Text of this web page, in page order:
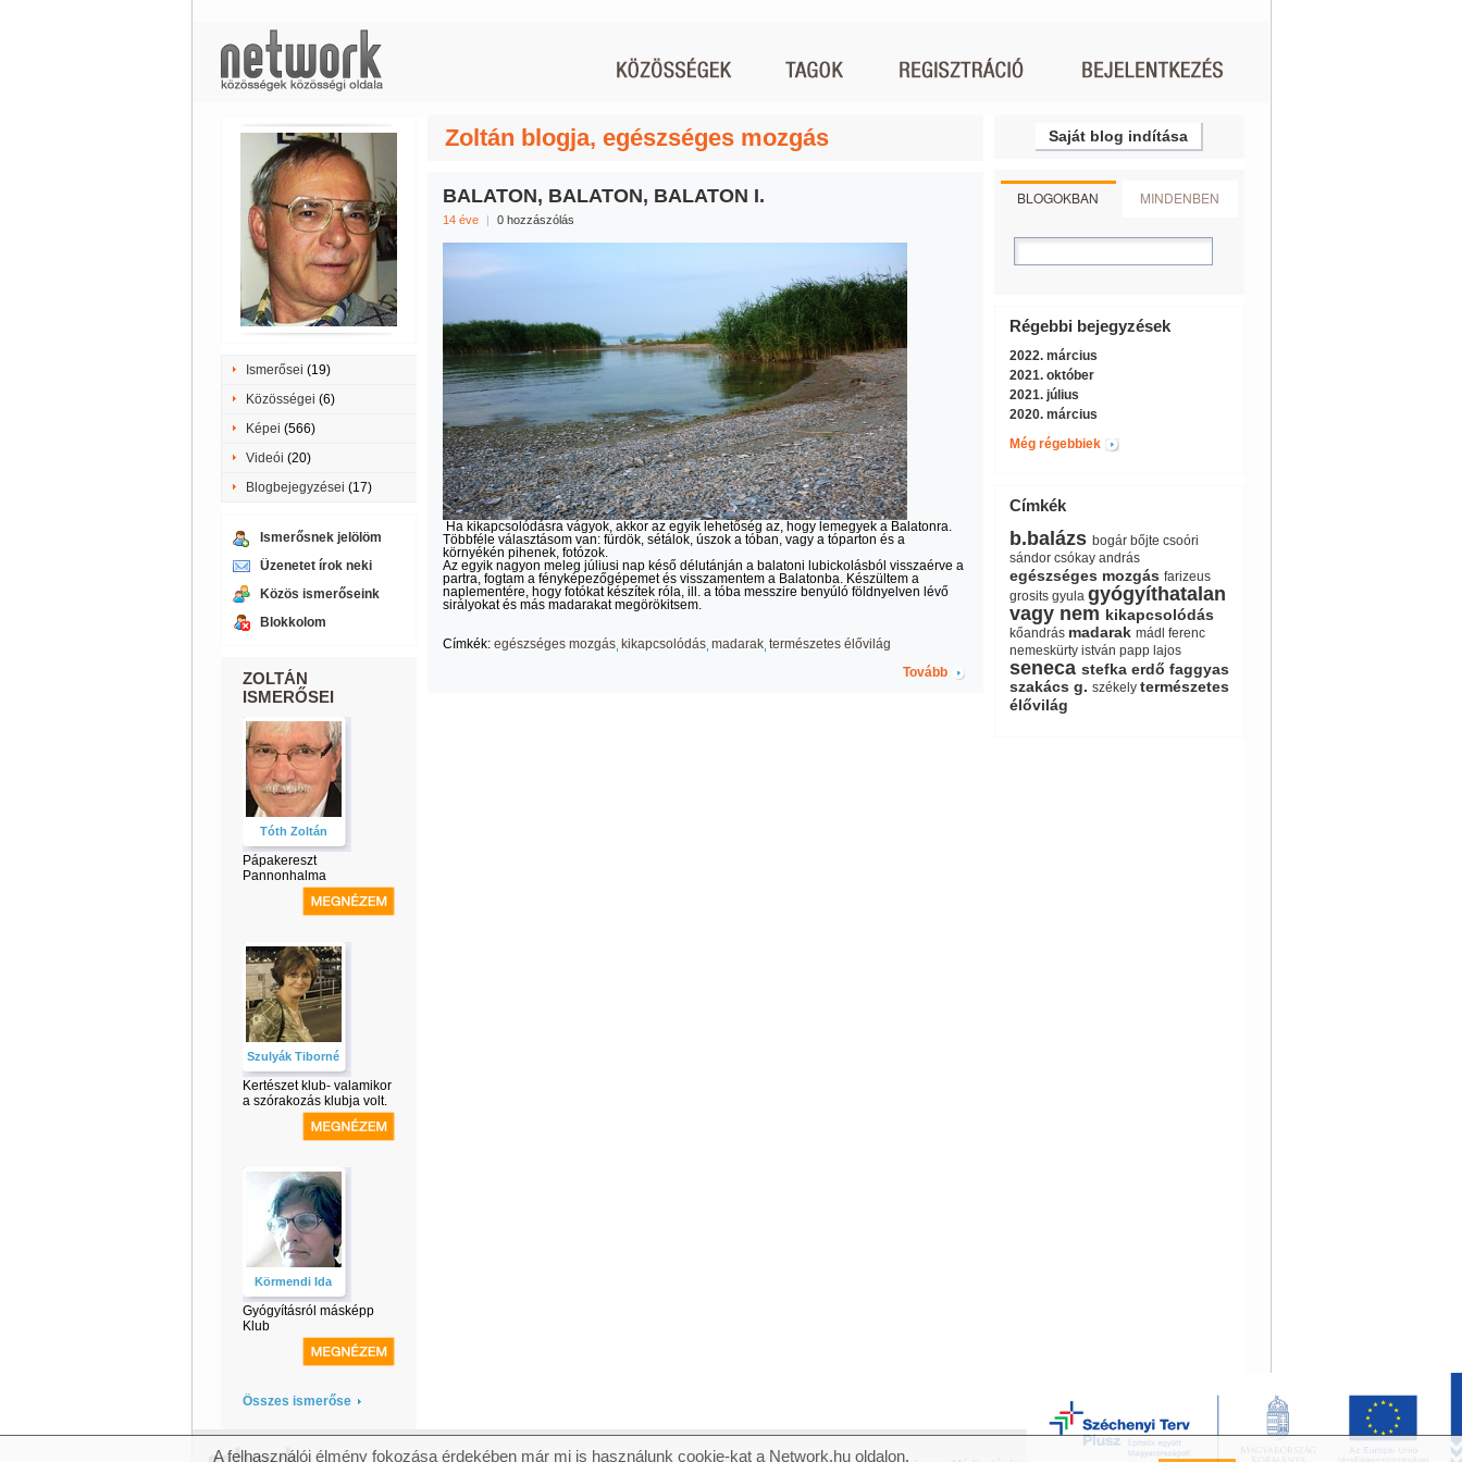
Ismerősei (19)
Közösségei (6)
Képei (566)
Videói (20)
Blogbejegyzései (17)
Ismerősnek jelölöm
Üzenetet írok neki
Közös ismerőseink
Blokkolom
ZOLTÁN
ISMERŐSEI
Tóth Zoltán
Pápakereszt
Pannonhalma
Szulyák Tiborné
Kertészet klub- valamikor
a szórakozás klubja volt.
Körmendi Ida
Gyógyításról másképp
Klub
Összes ismerőse
Zoltán blogja, egészséges mozgás
BALATON, BALATON, BALATON I.
14 éve | 0 hozzászólás
Ha kikapcsolódásra vágyok, akkor az egyik lehetőség az, hogy lemegyek a Balatonra.
Többféle választásom van: fürdök, sétálok, úszok a tóban, vagy a tóparton és a
környékén pihenek, fotózok.
Az egyik nagyon meleg júliusi nap késő délutánján a balatoni lubickolásból visszaérve a
partra, fogtam a fényképezőgépemet és visszamentem a Balatonba. Készültem a
naplementére, hogy fotókat készítek róla, ill. a tóba messzire benyúló földnyelven lévő
sirályokat és más madarakat megörökitsem.
Címkék: egészséges mozgás kikapcsolódás madarak természetes élővilág
Tovább
Saját blog indítása
BLOGOKBAN MINDENBEN
Régebbi bejegyzések
2022. március
2021. október
2021. július
2020. március
Még régebbiek
Címkék
b.balázs bogár bőjte csoóri
sándor csókay andrás
egészséges mozgás farizeus
grosits gyula gyógyíthatalan
vagy nem kikapcsolódás
kőandrás madarak mádl ferenc
nemeskürty istván papp lajos
seneca stefka erdő faggyas
szakács g. székely természetes
élővilág
A felhasználói élmény fokozása érdekében már mi is használunk cookie-kat a Network.hu oldalon.